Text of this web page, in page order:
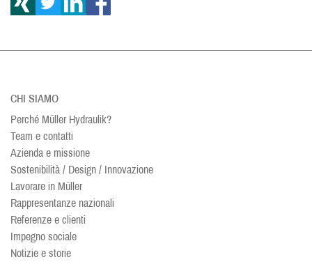
CHI SIAMO
Perché Müller Hydraulik?
Team e contatti
Azienda e missione
Sostenibilità / Design / Innovazione
Lavorare in Müller
Rappresentanze nazionali
Referenze e clienti
Impegno sociale
Notizie e storie